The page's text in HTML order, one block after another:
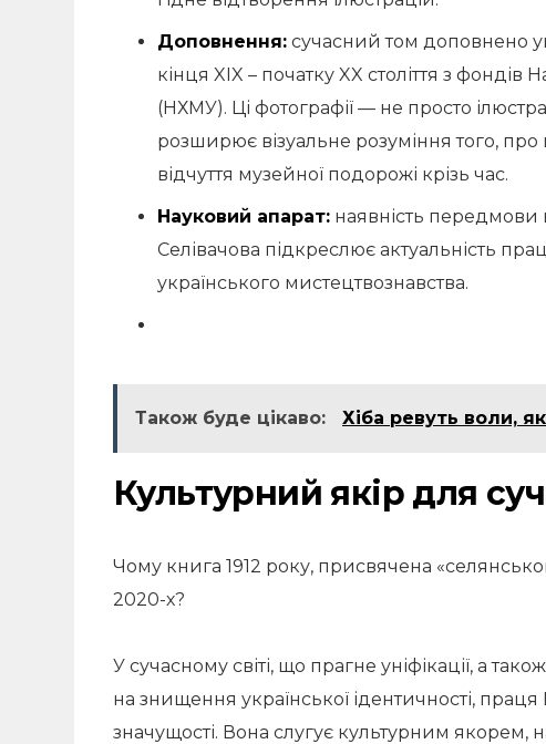
Доповнення: сучасний том доповнено
кінця XIX – початку XX століття з
(НХМУ). Ці фотографії — не просто
розширює візуальне розуміння того,
відчуття музейної подорожі крізь час.
Науковий апарат: наявність передмови
Селівачова підкреслює актуальність
українського мистецтвознавства.
Також буде цікаво: Хіба ревуть воли,
Культурний якір для
Чому книга 1912 року, присвячена
2020-х?
У сучасному світі, що прагне уніфікації, а
на знищення української ідентичності,
значущості. Вона слугує культурним